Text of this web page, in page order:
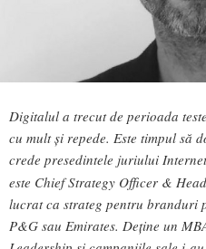
Digitalul a trecut de perioada
cu mult și repede. Este timpul să
crede presedintele juriului
este Chief Strategy Officer &
lucrat ca strateg pentru branduri
P&G sau Emirates. Deține un